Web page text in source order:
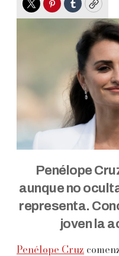
TwitterPinterest
TumblrCopy
Penélope
aunque no
representa.
joven la
Penélope Cruz